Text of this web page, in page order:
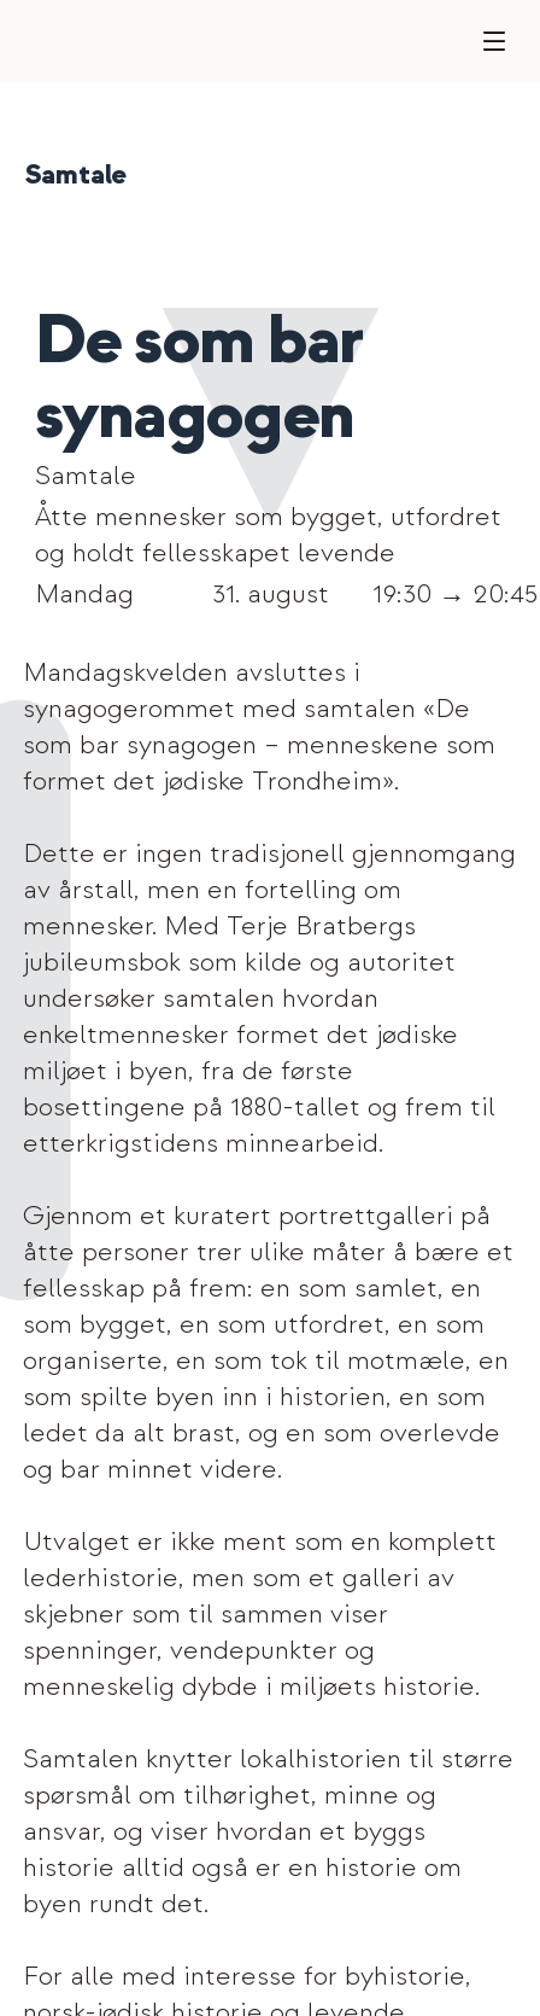
Samtale
Åtte mennesker som bygget, utfordret
og holdt fellesskapet levende
Samtale
Mandag 31. august 19:30 → 20:45
De som bar
synagogen
Mandagskvelden avsluttes i
synagogerommet med samtalen «De
som bar synagogen – menneskene som
formet det jødiske Trondheim».
Dette er ingen tradisjonell gjennomgang
av årstall, men en fortelling om
mennesker. Med Terje Bratbergs
jubileumsbok som kilde og autoritet
undersøker samtalen hvordan
enkeltmennesker formet det jødiske
miljøet i byen, fra de første
bosettingene på 1880-tallet og frem til
etterkrigstidens minnearbeid.
Gjennom et kuratert portrettgalleri på
åtte personer trer ulike måter å bære et
fellesskap på frem: en som samlet, en
som bygget, en som utfordret, en som
organiserte, en som tok til motmæle, en
som spilte byen inn i historien, en som
ledet da alt brast, og en som overlevde
og bar minnet videre.
Utvalget er ikke ment som en komplett
lederhistorie, men som et galleri av
skjebner som til sammen viser
spenninger, vendepunkter og
menneskelig dybde i miljøets historie.
Samtalen knytter lokalhistorien til større
spørsmål om tilhørighet, minne og
ansvar, og viser hvordan et byggs
historie alltid også er en historie om
byen rundt det.
For alle med interesse for byhistorie,